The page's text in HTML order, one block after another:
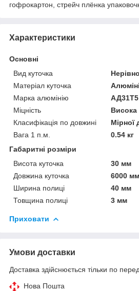
гофрокартон, стрейч плёнка
Характеристики
Основні
Вид куточка
Матеріал куточка
Марка алюмінію
АД31Т5
Міцність
Висока
Класифікація по довжині
Мірної
Вага 1 п.м.
0.54 кг
Габаритні розміри
Висота куточка
30 мм
Довжина куточка
6000 мм
Ширина полиці
40 мм
Товщина полиці
3 мм
Приховати
Умови доставки
Доставка здійснюється тільки по
Нова Пошта